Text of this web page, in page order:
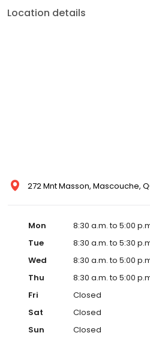
Location details
272 Mnt Masson, Mascouche,
Mon
8:30 a.m. to 5:00
Tue
8:30 a.m. to 5:30
Wed
8:30 a.m. to 5:00
Thu
8:30 a.m. to 5:00
Fri
Closed
Sat
Closed
Sun
Closed